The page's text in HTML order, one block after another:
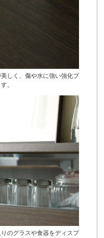
しく、傷や水に強い強化プ
。
のグラスや食器をディスプ